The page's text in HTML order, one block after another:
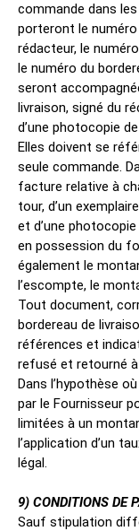
commande dans
porteront le
rédacteur, le
le numéro du
seront
livraison, signé du
d’une photocopie
Elles doivent se
seule commande.
facture relative à
tour, d’un
et d’une
en possession du
également le
l’escompte, le
Tout document,
bordereau de
références et
refusé et retourné à
Dans l’hypothèse
par le Fournisseur
limitées à un
l’application d’un
légal.
9) CONDITIONS DE
Sauf stipulation